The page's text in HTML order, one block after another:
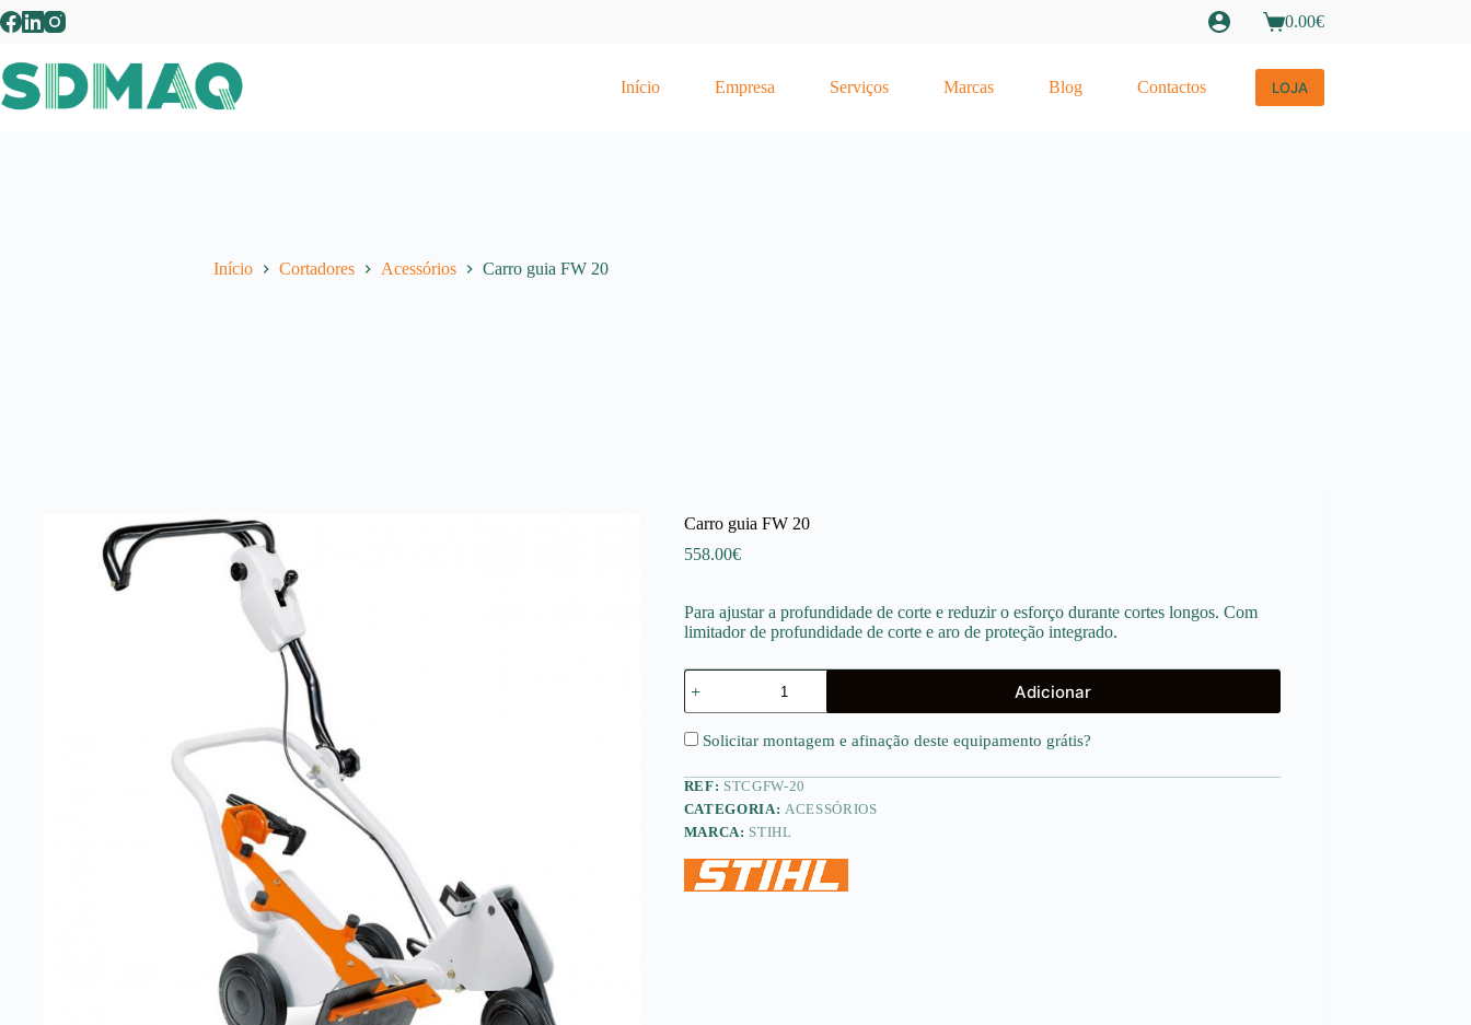
Pular
para
conteúdo
Carrinho
compras
0.00€
Início Empresa Serviços Marcas Blog Contactos LOJA
Início Cortadores Acessórios Carro guia FW 20
Carro guia FW 20
558.00€
Para ajustar a profundidade de corte e reduzir o esforço durante cortes longos. Com
limitador de profundidade de corte e aro de proteção integrado.
Quantidade
de
Carro
guia
FW
Adicionar
Solicitar montagem e afinação deste equipamento grátis?
REF: STCGFW-20
CATEGORIA: ACESSÓRIOS
MARCA: STIHL